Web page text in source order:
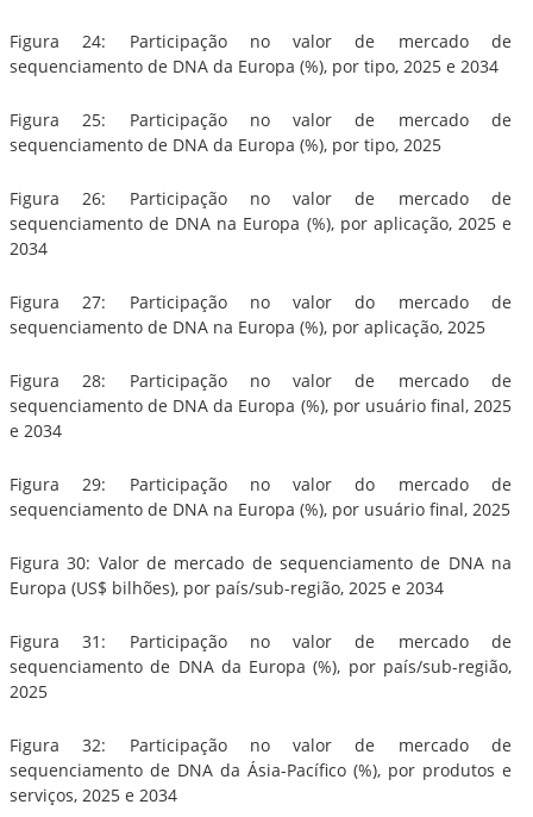
Figura 24: Participação no valor de mercado de
sequenciamento de DNA da Europa (%), por tipo, 2025 e 2034
Figura 25: Participação no valor de mercado de
sequenciamento de DNA da Europa (%), por tipo, 2025
Figura 26: Participação no valor de mercado de
sequenciamento de DNA na Europa (%), por aplicação, 2025 e
2034
Figura 27: Participação no valor do mercado de
sequenciamento de DNA na Europa (%), por aplicação, 2025
Figura 28: Participação no valor de mercado de
sequenciamento de DNA da Europa (%), por usuário final, 2025
e 2034
Figura 29: Participação no valor do mercado de
sequenciamento de DNA na Europa (%), por usuário final, 2025
Figura 30: Valor de mercado de sequenciamento de DNA na
Europa (US$ bilhões), por país/sub-região, 2025 e 2034
Figura 31: Participação no valor de mercado de
sequenciamento de DNA da Europa (%), por país/sub-região,
2025
Figura 32: Participação no valor de mercado de
sequenciamento de DNA da Ásia-Pacífico (%), por produtos e
serviços, 2025 e 2034